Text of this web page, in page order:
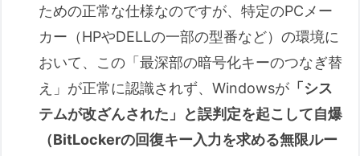
ための正常な仕様なのですが、特定のPCメー
カー（HPやDELLの一部の型番など）の環境に
おいて、この「最深部の暗号化キーのつなぎ替
え」が正常に認識されず、Windowsが「シス
テムが改ざんされた」と誤判定を起こして自爆
（BitLockerの回復キー入力を求める無限ルー